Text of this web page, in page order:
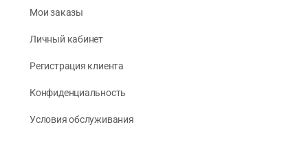
Мои заказы
Личный кабинет
Регистрация клиента
Конфиденциальность
Условия обслуживания